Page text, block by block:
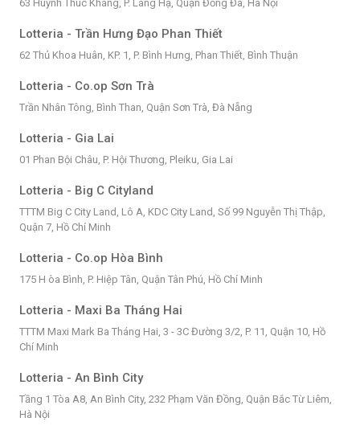
63 Huỳnh Thúc Kháng, P. Láng Hạ, Quận Đống Đa, Hà Nội
Lotteria - Trần Hưng Đạo Phan Thiết
62 Thủ Khoa Huân, KP. 1, P. Bình Hưng, Phan Thiết, Bình Thuận
Lotteria - Co.op Sơn Trà
Trần Nhân Tông, Bình Than, Quận Sơn Trà, Đà Nẵng
Lotteria - Gia Lai
01 Phan Bội Châu, P. Hội Thương, Pleiku, Gia Lai
Lotteria - Big C Cityland
TTTM Big C City Land, Lô A, KDC City Land, Số 99 Nguyễn Thị Thập,
Quận 7, Hồ Chí Minh
Lotteria - Co.op Hòa Bình
175 H òa Bình, P. Hiệp Tân, Quận Tân Phú, Hồ Chí Minh
Lotteria - Maxi Ba Tháng Hai
TTTM Maxi Mark Ba Tháng Hai, 3 - 3C Đường 3/2, P. 11, Quận 10, Hồ
Chí Minh
Lotteria - An Bình City
Tầng 1 Tòa A8, An Bình City, 232 Phạm Văn Đồng, Quận Bắc Từ Liêm,
Hà Nội